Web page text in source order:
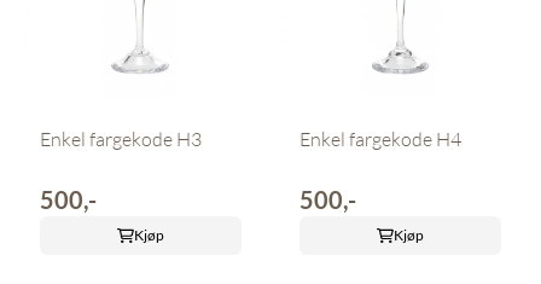
Enkel fargekode H3
500,-
Kjøp
Enkel fargekode H4
500,-
Kjøp